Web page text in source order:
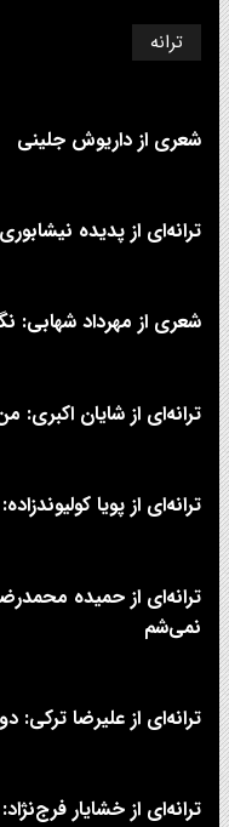
ترانه
شعری از داریوش جلینی
ترانه‌ای از پدیده
شعری از مهرداد شهابی:
ترانه‌ای از شایان اکبری:
ترانه‌ای از پویا
ترانه‌ای از حمیده
نمی‌شم
ترانه‌ای از علیرضا ترکی:
ترانه‌ای از خشایار